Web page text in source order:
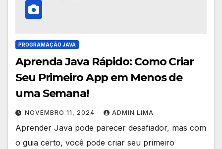
PROGRAMAÇÃO JAVA
Aprenda Java Rápido: Como Criar
Seu Primeiro App em Menos de
uma Semana!
NOVEMBRO 11, 2024 ADMIN LIMA
Aprender Java pode parecer desafiador, mas com
o guia certo, você pode criar seu primeiro